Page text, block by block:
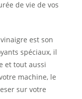
de vie de vos
est son
spéciaux, il
et tout aussi
machine, le
sur votre